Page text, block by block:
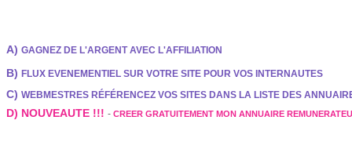
A) GAGNEZ DE L'ARGENT AVEC L'AFFILIATION
B) FLUX EVENEMENTIEL SUR VOTRE SITE POUR VOS INTERNAUTES
C) WEBMESTRES RÉFÉRENCEZ VOS SITES DANS LA LISTE DES
D) NOUVEAUTE !!! - CREER GRATUITEMENT MON ANNUAIRE